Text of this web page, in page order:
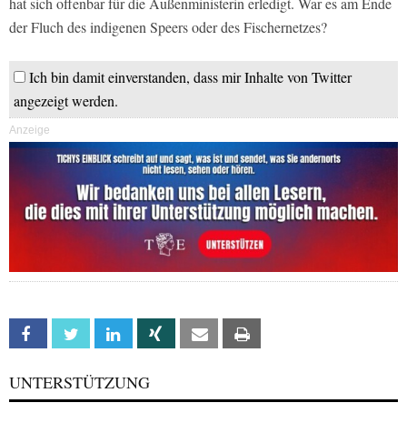
der Fluch des indigenen Speers oder des Fischernetzes?
Ich bin damit einverstanden, dass mir Inhalte von Twitter
angezeigt werden.
Anzeige
Facebook Twitter Linkedin Xing Email
UNTERSTÜTZUNG